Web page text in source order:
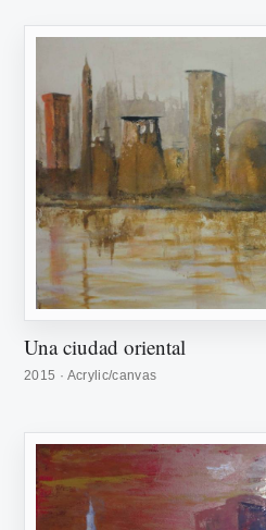
Una ciudad oriental
2015 · Acrylic/canvas